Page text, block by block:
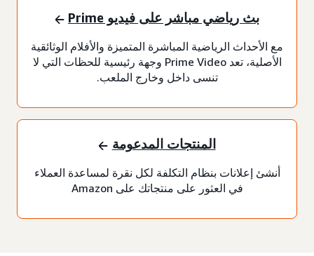
بث رياضي مباشر على فيديو Prime
مع الأحداث الرياضية المباشرة المتميزة والأفلام الوثائقية
الأصلية، تعد Prime Video وجهة رئيسية للحظات التي لا
تنسى داخل وخارج الملعب.
المنتجات المدعومة
أنشئ إعلانات بنظام التكلفة لكل نقرة لمساعدة العملاء
في العثور على منتجاتك على Amazon